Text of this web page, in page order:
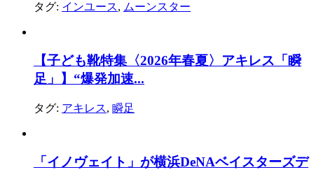
タグ: インユース, ムーンスター
【子ども靴特集〈2026年春夏〉アキレス「瞬
足」】“爆発加速...
タグ: アキレス, 瞬足
「イノヴェイト」が横浜DeNAベイスターズデ